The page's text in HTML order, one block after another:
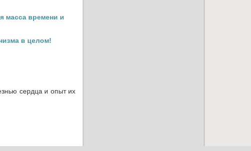
масса времени и
в целом!
сердца и опыт их